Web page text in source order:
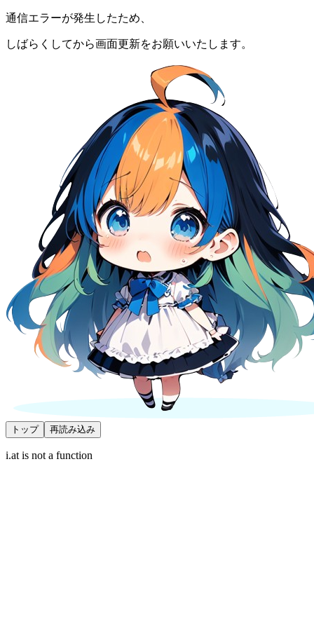
通信エラーが発生したため、
しばらくしてから画面更新をお願いいたします。
トップ 再読み込み
i.at is not a function